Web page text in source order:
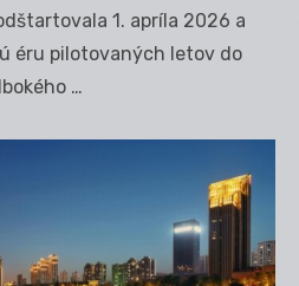
1. apríla 2026 a
éru pilotovaných letov do
…